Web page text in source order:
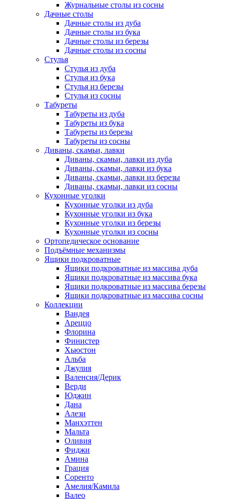
Журнальные столы из сосны
Дачные столы
Дачные столы из дуба
Дачные столы из бука
Дачные столы из березы
Дачные столы из сосны
Стулья
Стулья из дуба
Стулья из бука
Стулья из березы
Стулья из сосны
Табуреты
Табуреты из дуба
Табуреты из бука
Табуреты из березы
Табуреты из сосны
Диваны, скамьи, лавки
Диваны, скамьи, лавки из дуба
Диваны, скамьи, лавки из бука
Диваны, скамьи, лавки из березы
Диваны, скамьи, лавки из сосны
Кухонные уголки
Кухонные уголки из дуба
Кухонные уголки из бука
Кухонные уголки из березы
Кухонные уголки из сосны
Ортопедическое основание
Подъёмные механизмы
Ящики подкроватные
Ящики подкроватные из массива дуба
Ящики подкроватные из массива бука
Ящики подкроватные из массива березы
Ящики подкроватные из массива сосны
Коллекции
Вандея
Ареццо
Флорина
Финистер
Хьюстон
Альба
Джулия
Валенсия/Дерик
Верди
Юджин
Дана
Алези
Манхэттен
Мальта
Оливия
Фиджи
Амина
Грация
Соренто
Амелия/Камила
Валео